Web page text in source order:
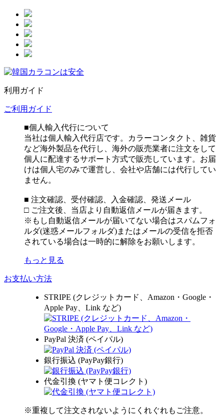
利用ガイド
ご利用ガイド
■個人輸入代行について
当社は個人輸入代行店です。カラーコンタクト、雑貨
など海外製品を代行し、海外の販売業者に注文をして
個人に配達するサポート方式で販売しています。お届
けは個人宅のみで運営し、会社や店舗には代行してい
ません。
■ 注文確認、受付確認、入金確認、発送メール
□ ご注文後、当店より自動返信メールが届きます。
※もし自動返信メールが届いてない場合はスパムフォ
ルダ(迷惑メールフォルダ)またはメールの受信を拒否
されている場合は一時的に解除をお願いします。
もっと見る
お支払い方法
STRIPE (クレジットカード、Amazon・Google・
Apple Pay、Link など)
PayPal 決済 (ペイパル)
銀行振込 (PayPay銀行)
代金引換 (ヤマト便コレクト)
※重複して注文されないようにくれぐれもご注意。